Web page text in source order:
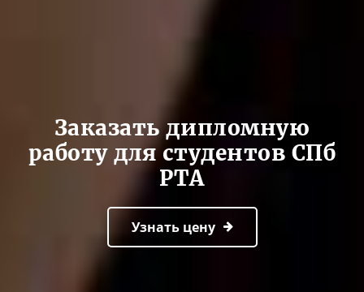
Заказать дипломную
работу для студентов СПб
РТА
Узнать цену